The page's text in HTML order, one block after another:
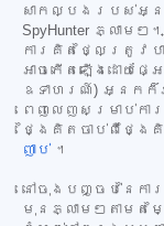
សាកល្បងរបស់អ្
SpyHunter ភ្លាម
ការគិតថ្លៃត្រូវប
អាចកើតឡើងដោយ
ឧទាហរណ៍) អ្នកក៏
ពេញលេញសម្រាប់កា
ថ្ងៃគិតចាប់ពីថ្ង
ញាប់ ។
នៅចុងបញ្ចប់នៃក
មុនភ្លាមៗតាមតម្